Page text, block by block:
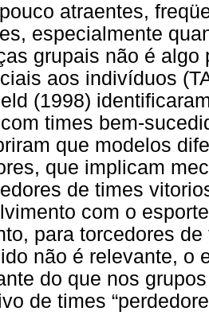
atraentes,
especialmente
grupais não é
aos indivíduos
(1998)
times bem-
que modelos
que implicam
de times
com o
para torcedores
não é relevante, o
do que nos
de times